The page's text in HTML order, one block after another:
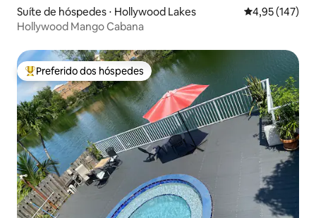
Suíte de hóspedes ⋅ Hollywood Lakes 4,95 de uma
4,95 (147)
Hollywood Mango Cabana
Entre os melhores preferidos dos hóspedes
Preferido dos hóspedes